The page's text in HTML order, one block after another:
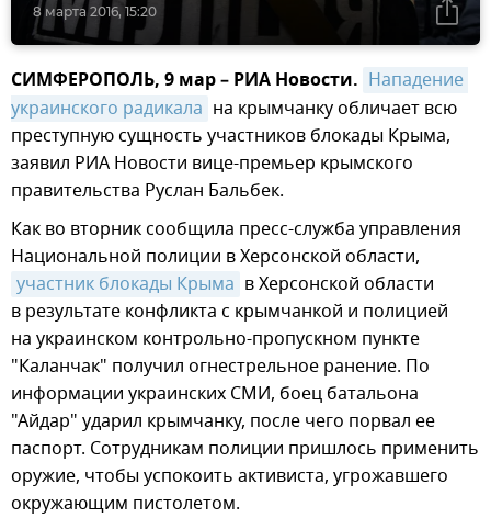
8 марта 2016, 15:20
СИМФЕРОПОЛЬ, 9 мар – РИА Новости. Нападение
украинского радикала на крымчанку обличает всю
преступную сущность участников блокады Крыма,
заявил РИА Новости вице-премьер крымского
правительства Руслан Бальбек.
Как во вторник сообщила пресс-служба управления
Национальной полиции в Херсонской области,
участник блокады Крыма в Херсонской области
в результате конфликта с крымчанкой и полицией
на украинском контрольно-пропускном пункте
"Каланчак" получил огнестрельное ранение. По
информации украинских СМИ, боец батальона
"Айдар" ударил крымчанку, после чего порвал ее
паспорт. Сотрудникам полиции пришлось применить
оружие, чтобы успокоить активиста, угрожавшего
окружающим пистолетом.